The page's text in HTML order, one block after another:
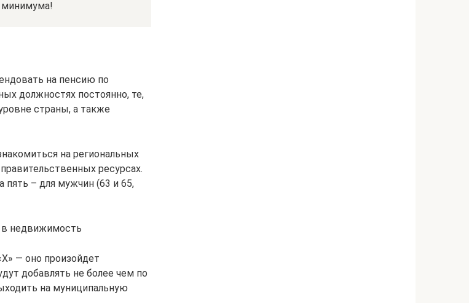
минимума!
на пенсию по
должностях постоянно, те,
страны, а также
на региональных
ресурсах.
– для мужчин (63 и 65,
в недвижимость
— оно произойдет
добавлять не более чем по
на муниципальную